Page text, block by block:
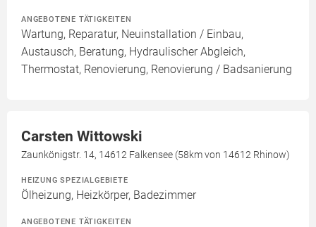
ANGEBOTENE TÄTIGKEITEN
Wartung, Reparatur, Neuinstallation / Einbau,
Austausch, Beratung, Hydraulischer Abgleich,
Thermostat, Renovierung, Renovierung / Badsanierung
Carsten Wittowski
Zaunkönigstr. 14, 14612 Falkensee (58km von 14612 Rhinow)
HEIZUNG SPEZIALGEBIETE
Ölheizung, Heizkörper, Badezimmer
ANGEBOTENE TÄTIGKEITEN